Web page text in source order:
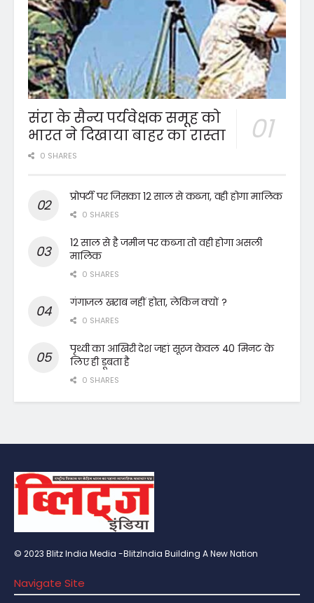
संरा के सैन्य पर्यवेक्षक समूह को
भारत ने दिखाया बाहर का रास्ता
0 SHARES
प्रोपर्टी पर जिसका 12 साल से कब्जा, वही होगा मालिक
0 SHARES
12 साल से है जमीन पर कब्जा तो वही होगा असली
मालिक
0 SHARES
गंगाजल खराब नहीं होता, लेकिन क्यों ?
0 SHARES
पृथ्वी का आखिरी देश जहां सूरज केवल 40 मिनट के
लिए ही डूबता है
0 SHARES
© 2023 Blitz India Media -BlitzIndia Building A New Nation
Navigate Site